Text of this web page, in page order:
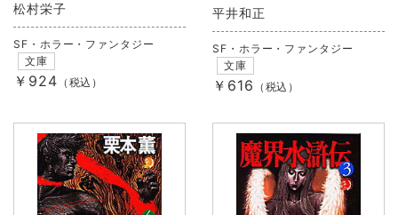
松村栄子
SF・ホラー・ファンタジー
文庫
￥924 （税込）
平井和正
SF・ホラー・ファンタジー
文庫
￥616 （税込）